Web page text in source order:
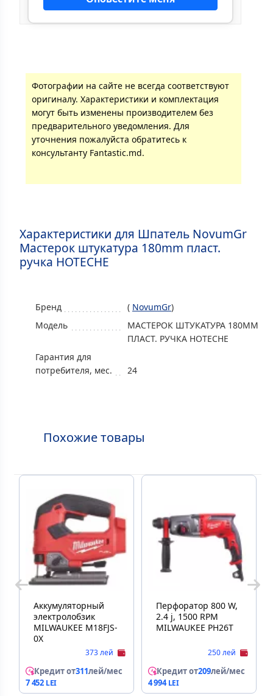
Фотографии на сайте не всегда соответствуют
оригиналу. Характеристики и комплектация
могут быть изменены производителем без
предварительного уведомления. Для
уточнения пожалуйста обратитесь к
консультанту Fantastic.md.
Характеристики для Шпатель NovumGr
Мастерок штукатура 180mm пласт.
ручка HOTECHE
Бренд ( NovumGr)
Модель
МАСТЕРОК ШТУКАТУРА 180MM
ПЛАСТ. РУЧКА HOTECHE
Гарантия для
потребителя, мес.
24
Похожие товары
Аккумуляторный
электролобзик
MILWAUKEE M18FJS-
0X
373 лей
Кредит от311лей/мес
7 452
Перфоратор 800 W,
2.4 j, 1500 RPM
MILWAUKEE PH26T
250 лей
Кредит от209лей/мес
4 994